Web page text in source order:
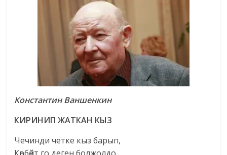
Константин Ваншенкин
КИРИНИП ЖАТКАН КЫЗ
Чечинди четке кыз барып,